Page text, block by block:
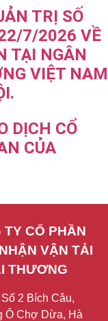
TRỊ SỐ
7/2026 VỀ
TẠI NGÂN
VIỆT NAM
DỊCH CỔ
CỦA
TY CỔ PHẦN
VẬN TẢI
THƯƠNG
Số 2 Bích Câu,
Ô Chợ Dừa, Hà